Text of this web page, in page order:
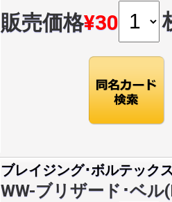
販売価格¥30
ブレイジング･ボルテック
WW-ブリザード･ベル